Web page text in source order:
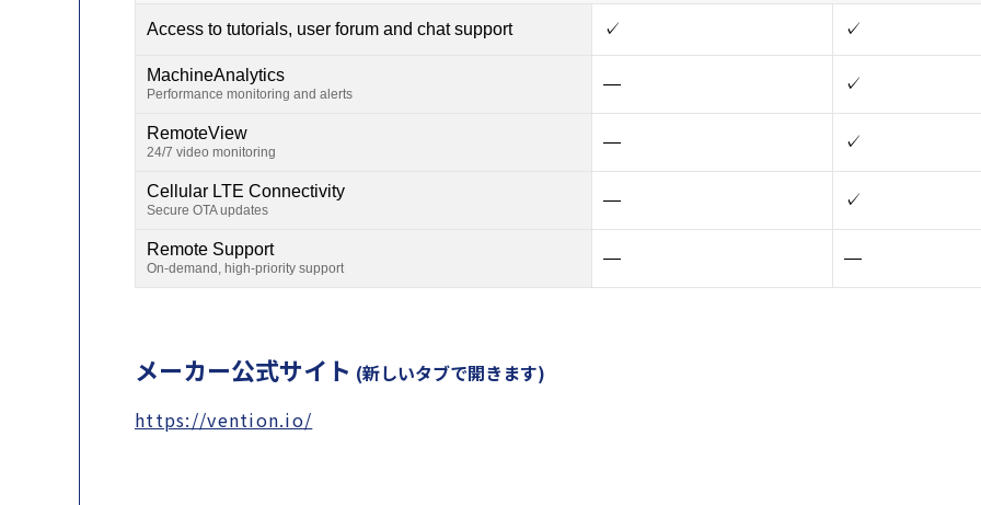
Access to tutorials, user forum and chat support ✓ ✓
MachineAnalytics
Performance monitoring and alerts
— ✓
RemoteView
24/7 video monitoring
— ✓
Cellular LTE Connectivity
Secure OTA updates
— ✓
Remote Support
On-demand, high-priority support
— —
メーカー公式サイト (新しいタブで開きます)
https://vention.io/